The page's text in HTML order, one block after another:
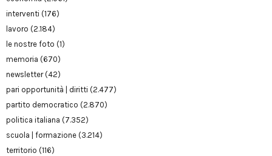
interventi (176)
lavoro (2.184)
le nostre foto (1)
memoria (670)
newsletter(42)
pari opportunità | diritti (2.477)
partito democratico (2.870)
politica italiana (7.352)
scuola | formazione (3.214)
territorio (116)